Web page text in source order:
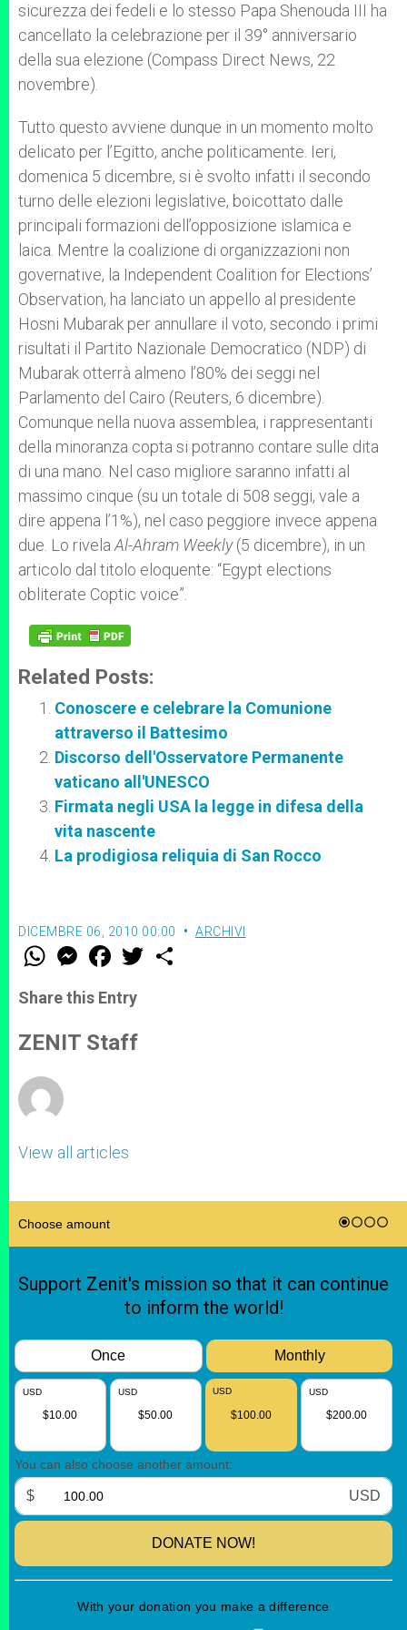
sicurezza dei fedeli e lo stesso Papa Shenouda III ha
cancellato la celebrazione per il 39° anniversario
della sua elezione (Compass Direct News, 22
novembre).
Tutto questo avviene dunque in un momento molto
delicato per l’Egitto, anche politicamente. Ieri,
domenica 5 dicembre, si è svolto infatti il secondo
turno delle elezioni legislative, boicottato dalle
principali formazioni dell’opposizione islamica e
laica. Mentre la coalizione di organizzazioni non
governative, la Independent Coalition for Elections’
Observation, ha lanciato un appello al presidente
Hosni Mubarak per annullare il voto, secondo i primi
risultati il Partito Nazionale Democratico (NDP) di
Mubarak otterrà almeno l’80% dei seggi nel
Parlamento del Cairo (Reuters, 6 dicembre).
Comunque nella nuova assemblea, i rappresentanti
della minoranza copta si potranno contare sulle dita
di una mano. Nel caso migliore saranno infatti al
massimo cinque (su un totale di 508 seggi, vale a
dire appena l’1%), nel caso peggiore invece appena
due. Lo rivela Al-Ahram Weekly(5 dicembre), in un
articolo dal titolo eloquente: “Egypt elections
obliterate Coptic voice”.
Related Posts:
Conoscere e celebrare la Comunione
attraverso il Battesimo
Discorso dell'Osservatore Permanente
vaticano all'UNESCO
Firmata negli USA la legge in difesa della
vita nascente
La prodigiosa reliquia di San Rocco
DICEMBRE 06, 2010 00:00 ARCHIVI
W
t
s
p
p
M
e
s
e
g
e
F
a
e
b
o
k
w
Share this Entry
ZENIT Staff
View all articles